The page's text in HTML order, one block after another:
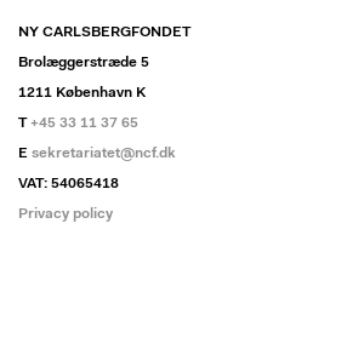
NY CARLSBERGFONDET
Brolæggerstræde 5
1211 København K
T+45 33 11 37 65
E sekretariatet@ncf.dk
VAT: 54065418
Privacy policy